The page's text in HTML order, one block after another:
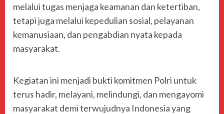
melalui tugas menjaga keamanan dan ketertiban,
tetapi juga melalui kepedulian sosial, pelayanan
kemanusiaan, dan pengabdian nyata kepada
masyarakat.
Kegiatan ini menjadi bukti komitmen Polri untuk
terus hadir, melayani, melindungi, dan mengayomi
masyarakat demi terwujudnya Indonesia yang